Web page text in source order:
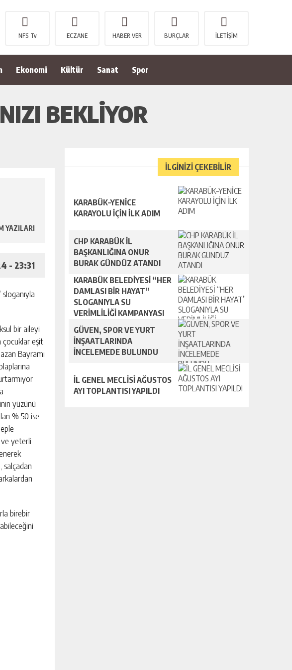
NFS Tv ECZANE HABER VER BURÇLAR İLETİŞİM
Ekonomi Kültür Sanat Spor
BEKLİYOR
YAZILARI
- 23:31
bir aileyi
çocuklar eşit
Bayramı
yüzünü
% 50 ise
ve yeterli
salçadan
birebir
İLGİNİZİ ÇEKEBİLİR
KARABÜK–YENİCE
KARAYOLU İÇİN İLK ADIM
CHP KARABÜK İL
BAŞKANLIĞINA ONUR
BURAK GÜNDÜZ ATANDI
KARABÜK BELEDİYESİ “HER
DAMLASI BİR HAYAT”
SLOGANIYLA SU
VERİMLİLİĞİ KAMPANYASI
BAŞLATTI.
GÜVEN, SPOR VE YURT
İNŞAATLARINDA
İNCELEMEDE BULUNDU
İL GENEL MECLİSİ AĞUSTOS
AYI TOPLANTISI YAPILDI